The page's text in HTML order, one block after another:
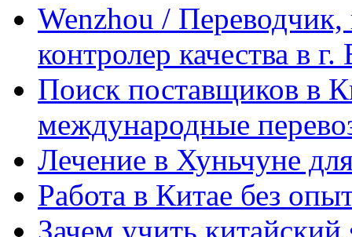
Wenzhou / Переводчик,
контролер качества в
Поиск поставщиков в
международные
Лечение в Хуньчуне
Работа в Китае без
Зачем учить